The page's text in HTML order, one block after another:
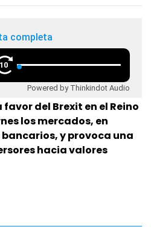
completa
10
Powered by Thinkindot Audio
favor del Brexit en el Reino
los mercados, en
y provoca una
hacia valores